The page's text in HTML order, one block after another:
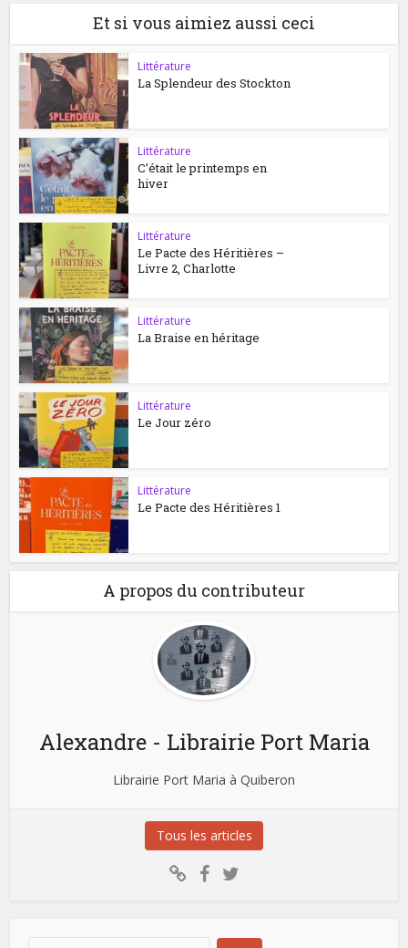
Et si vous aimiez aussi ceci
Littérature
La Splendeur des Stockton
Littérature
C’était le printemps en
hiver
Littérature
Le Pacte des Héritières –
Livre 2, Charlotte
Littérature
La Braise en héritage
Littérature
Le Jour zéro
Littérature
Le Pacte des Héritières 1
A propos du contributeur
Alexandre - Librairie Port Maria
Librairie Port Maria à Quiberon
Tous les articles